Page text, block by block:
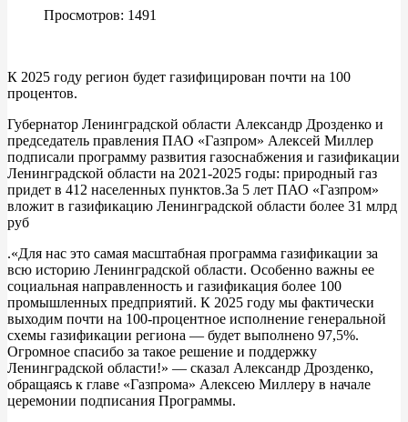
Просмотров: 1491
К 2025 году регион будет газифицирован почти на 100
процентов.
Губернатор Ленинградской области Александр Дрозденко и
председатель правления ПАО «Газпром» Алексей Миллер
подписали программу развития газоснабжения и газификации
Ленинградской области на 2021-2025 годы: природный газ
придет в 412 населенных пунктов.За 5 лет ПАО «Газпром»
вложит в газификацию Ленинградской области более 31 млрд
руб
.«Для нас это самая масштабная программа газификации за
всю историю Ленинградской области. Особенно важны ее
социальная направленность и газификация более 100
промышленных предприятий. К 2025 году мы фактически
выходим почти на 100-процентное исполнение генеральной
схемы газификации региона — будет выполнено 97,5%.
Огромное спасибо за такое решение и поддержку
Ленинградской области!» — сказал Александр Дрозденко,
обращаясь к главе «Газпрома» Алексею Миллеру в начале
церемонии подписания Программы.